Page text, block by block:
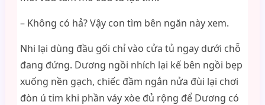
– Không có hả? Vậy con tìm bên ngăn này xem.
Nhi lại dùng đầu gối chỉ vào cửa tủ ngay dưới chỗ
đang đứng. Dương ngồi nhích lại kế bên ngồi bẹp
xuống nền gạch, chiếc đầm ngắn nửa đùi lại chơi
đòn ú tim khi phần váy xòe đủ rộng để Dương có